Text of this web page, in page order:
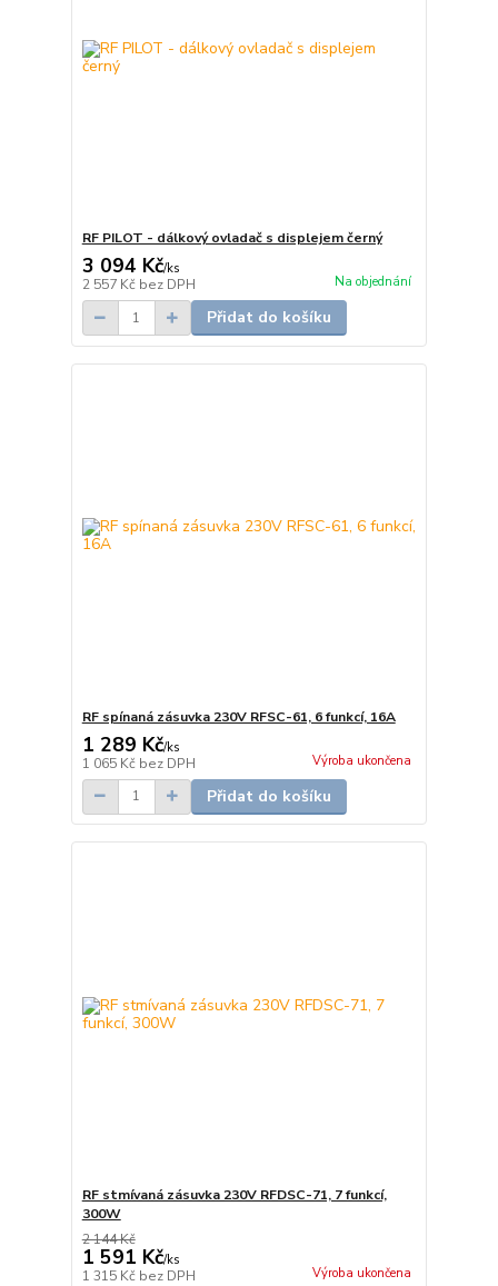
RF PILOT - dálkový ovladač s displejem černý
3 094 Kč/ks
2 557 Kč bez DPH Na objednání
Přidat do košíku
RF spínaná zásuvka 230V RFSC-61, 6 funkcí, 16A
1 289 Kč/ks
1 065 Kč bez DPH Výroba ukončena
Přidat do košíku
RF stmívaná zásuvka 230V RFDSC-71, 7 funkcí,
300W
2 144 Kč
1 591 Kč/ks
1 315 Kč bez DPH Výroba ukončena